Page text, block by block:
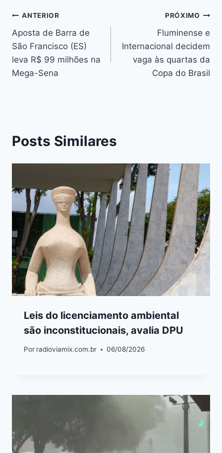
o
o
k
n
g
er
p
n
Li
n
k
ANTERIOR
Aposta de Barra de
São Francisco (ES)
leva R$ 99 milhões na
Mega-Sena
PRÓXIMO
Fluminense e
Internacional decidem
vaga às quartas da
Copa do Brasil
Posts Similares
Leis do licenciamento ambiental
são inconstitucionais, avalia DPU
Por radioviamix.com.br 06/08/2026